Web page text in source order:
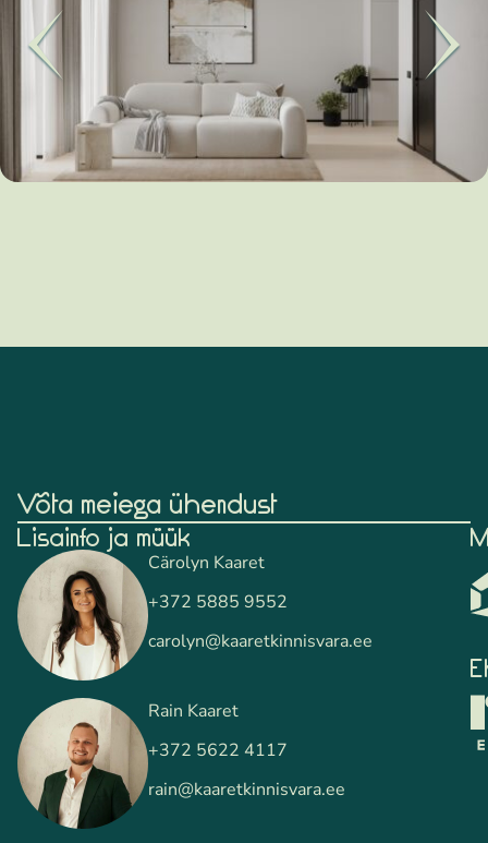
Võta meiega ühendust
Lisainfo ja müük
Cärolyn Kaaret
+372 5885 9552
carolyn@kaaretkinnisvara.ee
Rain Kaaret
+372 5622 4117
rain@kaaretkinnisvara.ee